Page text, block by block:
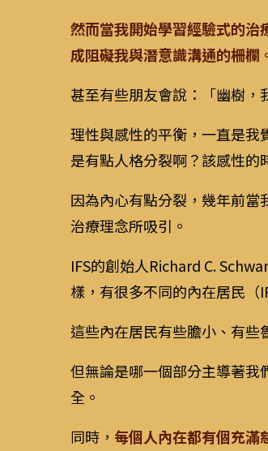
然而當我開始學習經驗式的治
成阻礙我與潛意識溝通的柵欄
甚至有些朋友會說：「幽樹，
理性與感性的平衡，一直是我
是有點人格分裂啊？該感性的
因為內心有點分裂，幾年前當
治療理念所吸引。
IFS的創始人Richard C.
樣，有很多不同的內在居民（
這些內在居民有些膽小、有些
但無論是哪一個部分主導著我
全。
同時， 每個人內在都有個充滿